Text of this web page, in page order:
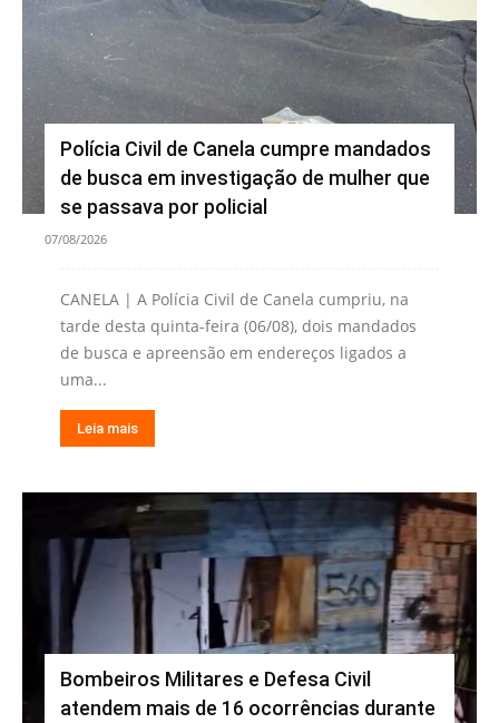
Polícia Civil de Canela cumpre mandados
de busca em investigação de mulher que
se passava por policial
07/08/2026
CANELA | A Polícia Civil de Canela cumpriu, na
tarde desta quinta-feira (06/08), dois mandados
de busca e apreensão em endereços ligados a
uma...
Leia mais
Bombeiros Militares e Defesa Civil
atendem mais de 16 ocorrências durante